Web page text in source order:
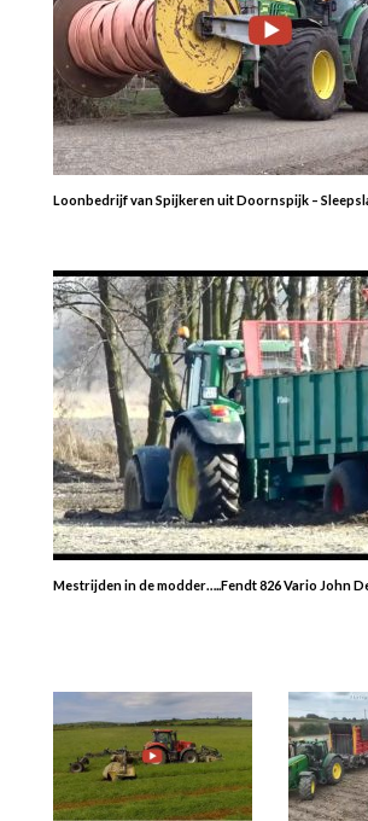
Loonbedrijf van Spijkeren uit Doornspijk –
Mestrijden in de modder…..Fendt 826 Vario John